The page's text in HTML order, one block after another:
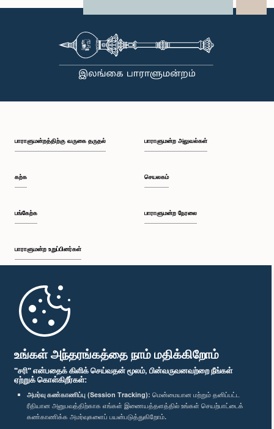
உங்கள் அந்தரங்கத்தை நாம் மதிக்கிறோம்
"சரி" என்பதைக் கிளிக் செய்வதன் மூலம், பின்வருவனவற்றை நீங்கள்
ஏற்றுக் கொள்கிறீர்கள்:
அமர்வு கண்காணிப்பு (Session Tracking): மென்மையான மற்றும் தனிப்பட்ட
ரீதியான அனுபவத்திற்காக எங்கள் இணையத்தளத்தில் உங்கள் செயற்பாட்டைக்
கண்காணிக்க அமர்வுகளைப் பயன்படுத்துகிறோம்.
பாராளுமன்றத்திற்கு வருகை தருதல்
கற்க
பங்கேற்க
பாராளுமன்ற உறுப்பினர்கள்
முதற்பக்கம்
பாராளுமன்ற அலுவல்கள்
செயலகம்
பாராளுமன்ற நேரலை
பாராளுமன்ற கையடக்க செயலி
எம்மை பின்தொடர்க :